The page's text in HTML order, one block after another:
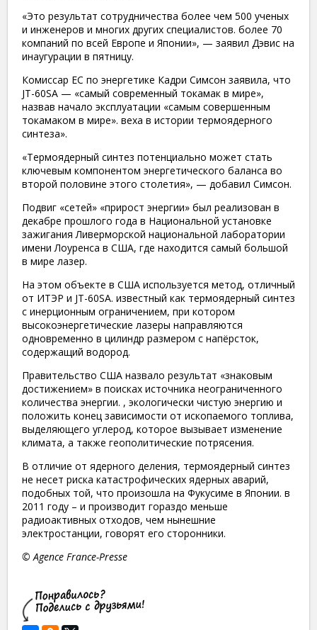
«Это результат сотрудничества более чем 500 ученых
и инженеров и многих других специалистов. более 70
компаний по всей Европе и Японии», — заявил Дэвис на
инаугурации в пятницу.
Комиссар ЕС по энергетике Кадри Симсон заявила, что
JT-60SA — «самый современный токамак в мире»,
назвав начало эксплуатации «самым совершенным
токамаком в мире». веха в истории термоядерного
синтеза».
«Термоядерный синтез потенциально может стать
ключевым компонентом энергетического баланса во
второй половине этого столетия», — добавил Симсон.
Подвиг «сетей» «прирост энергии» был реализован в
декабре прошлого года в Национальной установке
зажигания Ливерморской национальной лаборатории
имени Лоуренса в США, где находится самый большой
в мире лазер.
На этом объекте в США используется метод, отличный
от ИТЭР и JT-60SA. известный как термоядерный синтез
с инерционным ограничением, при котором
высокоэнергетические лазеры направляются
одновременно в цилиндр размером с напёрсток,
содержащий водород.
Правительство США назвало результат «знаковым
достижением» в поисках источника неограниченного
количества энергии. , экологически чистую энергию и
положить конец зависимости от ископаемого топлива,
выделяющего углерод, которое вызывает изменение
климата, а также геополитические потрясения.
В отличие от ядерного деления, термоядерный синтез
не несет риска катастрофических ядерных аварий,
подобных той, что произошла на Фукусиме в Японии. в
2011 году – и производит гораздо меньше
радиоактивных отходов, чем нынешние
электростанции, говорят его сторонники.
© Agence France-Presse